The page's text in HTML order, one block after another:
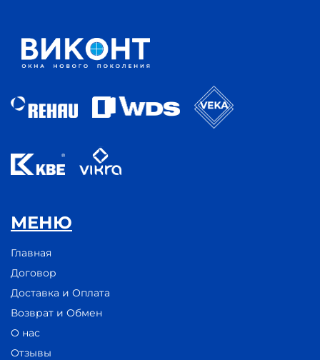
МЕНЮ
Главная
Договор
Доставка и Оплата
Возврат и Обмен
О нас
Отзывы